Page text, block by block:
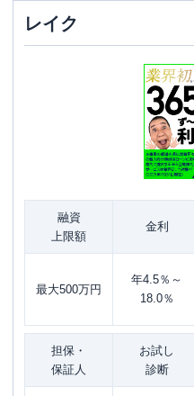
レイク
融資
上限額
金利
最大500万円
年4.5％～
18.0％
担保・
保証人
お試し
診断